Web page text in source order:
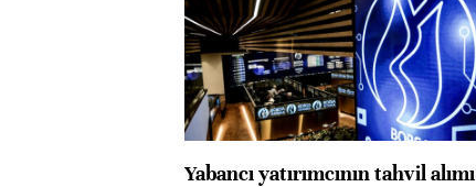
Yabancı yatırımcının tahvil alımı